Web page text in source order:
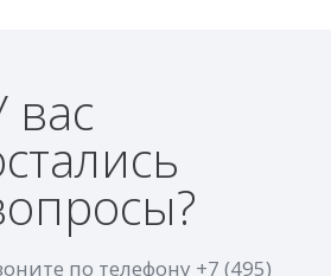
вас
по телефону +7 (495)